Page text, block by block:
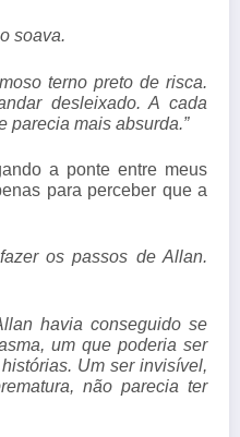
soava.
terno preto de risca.
desleixado. A cada
parecia mais absurda.”
a ponte entre meus
para perceber que a
os passos de Allan.
havia conseguido se
um que poderia ser
Um ser invisível,
não parecia ter